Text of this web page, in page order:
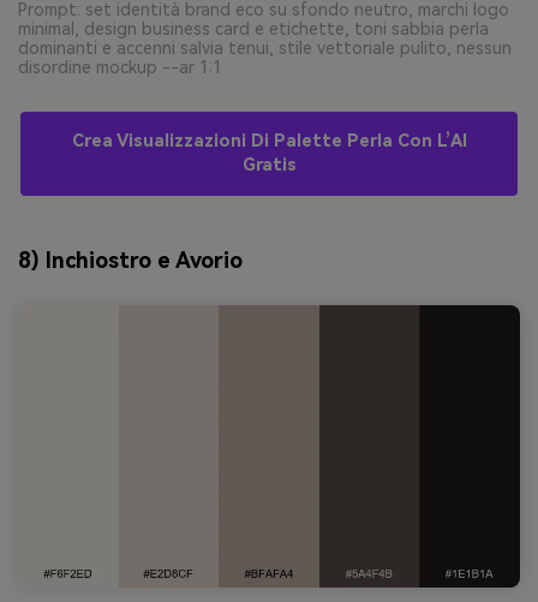
Prompt: set identità brand eco su sfondo neutro, marchi logo
minimal, design business card e etichette, toni sabbia perla
dominanti e accenni salvia tenui, stile vettoriale pulito, nessun
disordine mockup --ar 1:1
Crea Visualizzazioni Di Palette Perla Con L’AI
Gratis
8) Inchiostro e Avorio